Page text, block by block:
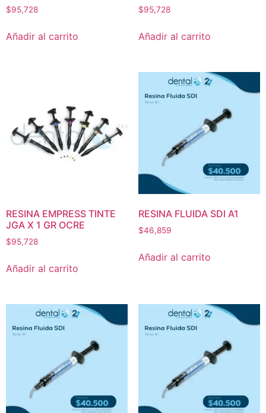
$95,728
Añadir al carrito
$95,728
Añadir al carrito
RESINA EMPRESS TINTE
JGA X 1 GR OCRE
$95,728
Añadir al carrito
RESINA FLUIDA SDI A1
$46,859
Añadir al carrito